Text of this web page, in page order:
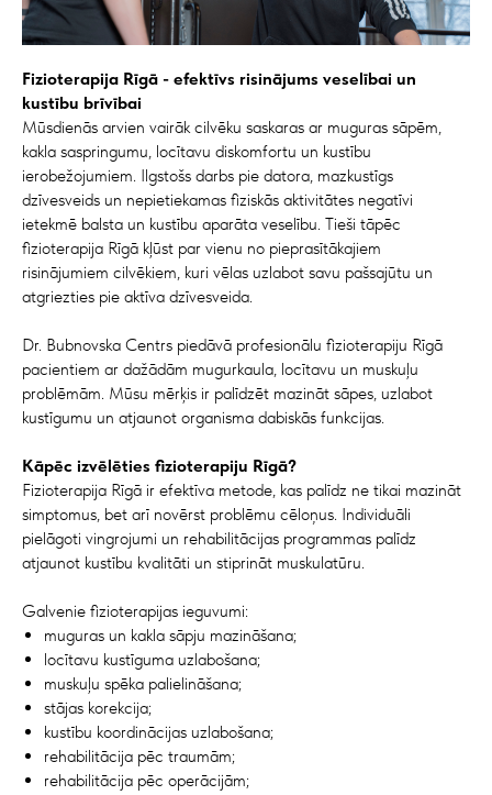
Fizioterapija Rīgā - efektīvs risinājums veselībai un
kustību brīvībai
Mūsdienās arvien vairāk cilvēku saskaras ar muguras sāpēm,
kakla saspringumu, locītavu diskomfortu un kustību
ierobežojumiem. Ilgstošs darbs pie datora, mazkustīgs
dzīvesveids un nepietiekamas fiziskās aktivitātes negatīvi
ietekmē balsta un kustību aparāta veselību. Tieši tāpēc
fizioterapija Rīgā kļūst par vienu no pieprasītākajiem
risinājumiem cilvēkiem, kuri vēlas uzlabot savu pašsajūtu un
atgriezties pie aktīva dzīvesveida.
Dr. Bubnovska Centrs piedāvā profesionālu fizioterapiju Rīgā
pacientiem ar dažādām mugurkaula, locītavu un muskuļu
problēmām. Mūsu mērķis ir palīdzēt mazināt sāpes, uzlabot
kustīgumu un atjaunot organisma dabiskās funkcijas.
Kāpēc izvēlēties fizioterapiju Rīgā?
Fizioterapija Rīgā ir efektīva metode, kas palīdz ne tikai mazināt
simptomus, bet arī novērst problēmu cēloņus. Individuāli
pielāgoti vingrojumi un rehabilitācijas programmas palīdz
atjaunot kustību kvalitāti un stiprināt muskulatūru.
Galvenie fizioterapijas ieguvumi:
muguras un kakla sāpju mazināšana;
locītavu kustīguma uzlabošana;
muskuļu spēka palielināšana;
stājas korekcija;
kustību koordinācijas uzlabošana;
rehabilitācija pēc traumām;
rehabilitācija pēc operācijām;